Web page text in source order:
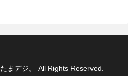
まデジ。 All Rights Reserved.